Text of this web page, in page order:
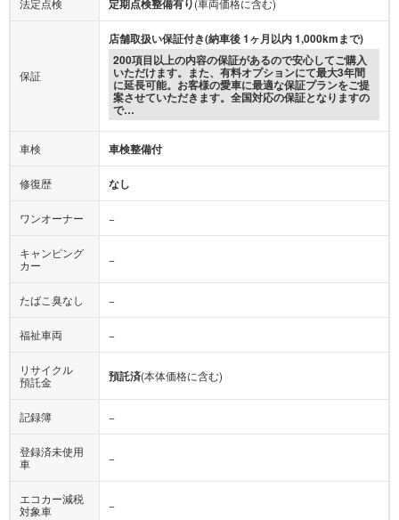
法定点検 定期点検整備有り(車両価格に含む)
保証
店舗取扱い保証付き(納車後 1ヶ月以内 1,000kmまで)
200項目以上の内容の保証があるので安心してご購入
いただけます。また、有料オプションにて最大3年間
に延長可能。お客様の愛車に最適な保証プランをご提
案させていただきます。全国対応の保証となりますの
で…
車検 車検整備付
修復歴 なし
ワンオーナー −
キャンピング
カー
−
たばこ臭なし −
福祉車両 −
リサイクル
預託金
預託済(本体価格に含む)
記録簿 −
登録済未使用
車
−
エコカー減税
対象車
−